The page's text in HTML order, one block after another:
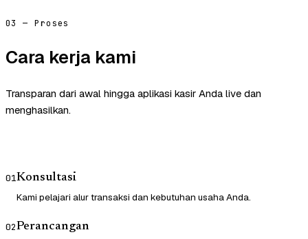
03 — Proses
Cara kerja kami
Transparan dari awal hingga aplikasi kasir Anda live dan
menghasilkan.
01Konsultasi
Kami pelajari alur transaksi dan kebutuhan usaha Anda.
02Perancangan